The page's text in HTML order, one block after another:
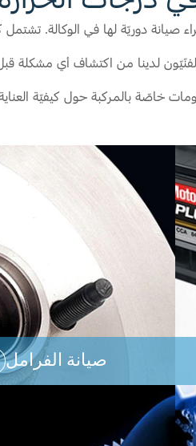
صيانة دوريّة لها في الوكالة.
لدينا من اكتشاف أي مشكلة
خاصّة بالمركبة حول كيفيّة العناية
صيانة الفرامل